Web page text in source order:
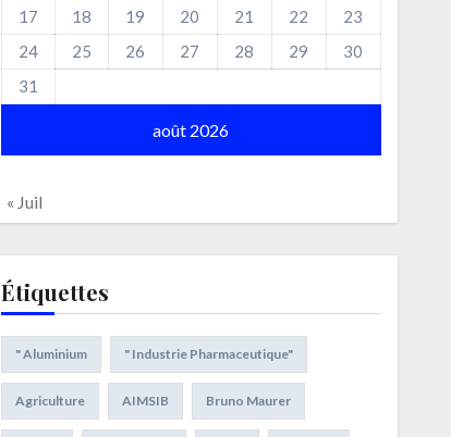
août 2026
17
18 19 20 21 22
23
24
25 26 27 28 29
30
31
« Juil
Étiquettes
" Aluminium " Industrie Pharmaceutique"
Agriculture AIMSIB Bruno Maurer